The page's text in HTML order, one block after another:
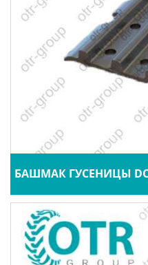
БАШМАК ГУСЕНИЦЫ